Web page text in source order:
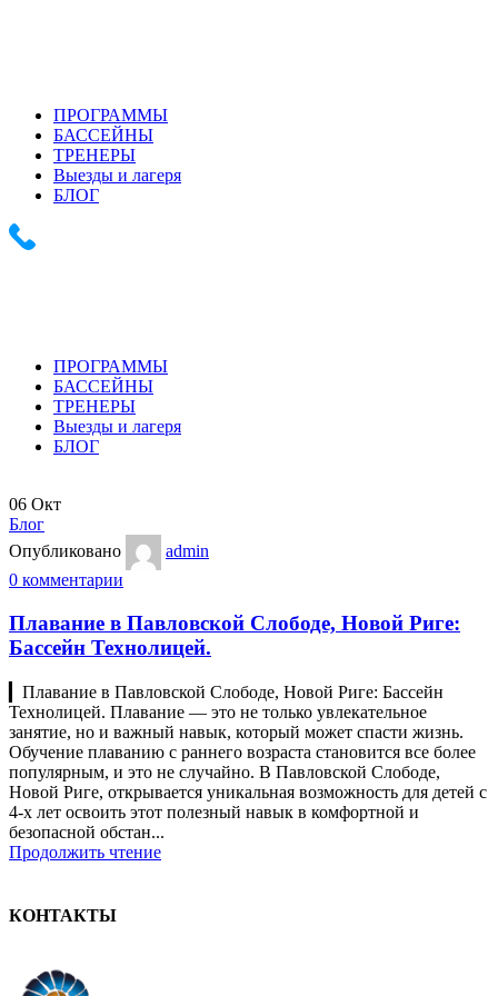
ПРОГРАММЫ
БАССЕЙНЫ
ТРЕНЕРЫ
Выезды и лагеря
БЛОГ
ПРОГРАММЫ
БАССЕЙНЫ
ТРЕНЕРЫ
Выезды и лагеря
БЛОГ
06 Окт
Блог
Опубликовано
admin
0 комментарии
Плавание в Павловской Слободе, Новой Риге:
Бассейн Технолицей.
▎Плавание в Павловской Слободе, Новой Риге: Бассейн
Технолицей. Плавание — это не только увлекательное
занятие, но и важный навык, который может спасти жизнь.
Обучение плаванию с раннего возраста становится все более
популярным, и это не случайно. В Павловской Слободе,
Новой Риге, открывается уникальная возможность для детей с
4-х лет освоить этот полезный навык в комфортной и
безопасной обстан...
Продолжить чтение
КОНТАКТЫ